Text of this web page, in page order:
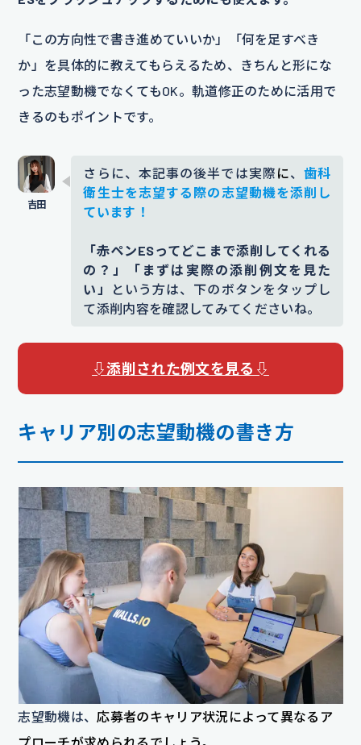
「この方向性で書き進めていいか」「何を足すべき
か」を具体的に教えてもらえるため、きちんと形にな
った志望動機でなくてもOK。軌道修正のために活用で
きるのもポイントです。
さらに、本記事の後半では実際 に、歯科
衛生士を志望する際の志望動機を添削し
ています！
「赤ペンESってどこまで添削してくれる
の？」「まずは実際の添削例文を見た
い」
という方は、下のボタンをタップし
て添削内容を確認してみてくださいね。
⇩添削された例文を見る⇩
キャリア別の志望動機の書き方
志望動機は、応募者のキャリア状況によって異なるア